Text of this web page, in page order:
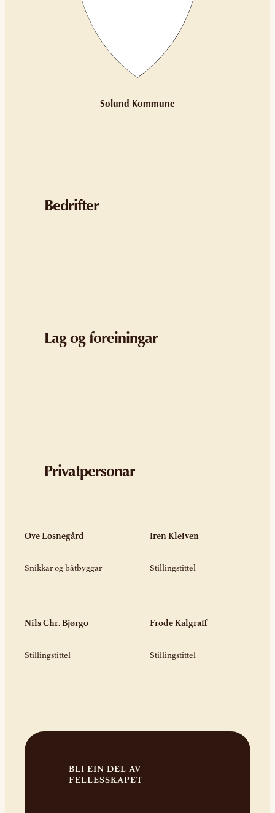
Solund Kommune
Bedrifter
Lag og foreiningar
Privatpersonar
Ove Losnegård
Snikkar og båtbyggar
Iren Kleiven
Stillingstittel
Nils Chr. Bjørgo
Stillingstittel
Frode Kalgraff
Stillingstittel
BLI EIN DEL AV
FELLESSKAPET